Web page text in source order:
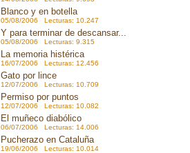
Blanco y en botella
05/08/2006 Lecturas: 10.247
Y para terminar de descansar...
05/08/2006 Lecturas: 9.315
La memoria histérica
16/07/2006 Lecturas: 12.456
Gato por lince
12/07/2006 Lecturas: 10.709
Permiso por puntos
12/07/2006 Lecturas: 10.082
El muñeco diabólico
06/07/2006 Lecturas: 14.006
Pucherazo en Cataluña
19/06/2006 Lecturas: 10.014